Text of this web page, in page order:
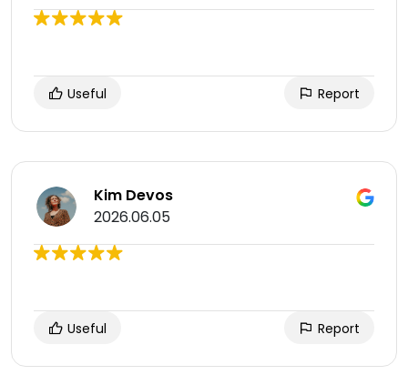
Useful Report
Kim Devos
2026.06.05
Useful Report